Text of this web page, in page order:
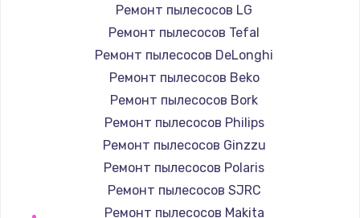
Заказать
Замена конфорки
Заказать
Замена платы сенсора
Заказать
Ремонт пылесосов LG
Ремонт пылесосов Tefal
Ремонт пылесосов DeLonghi
Ремонт пылесосов Beko
Ремонт пылесосов Bork
Ремонт пылесосов Philips
Ремонт пылесосов Ginzzu
Ремонт пылесосов Polaris
Ремонт пылесосов SJRC
Ремонт пылесосов Makita